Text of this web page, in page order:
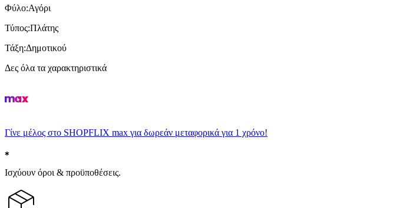
Φύλο:Αγόρι
Τύπος:Πλάτης
Τάξη:Δημοτικού
Δες όλα τα χαρακτηριστικά
Γίνε μέλος στο SHOPFLIX max για δωρεάν μεταφορικά για 1 χρόνο!
Ισχύουν όροι & προϋποθέσεις.